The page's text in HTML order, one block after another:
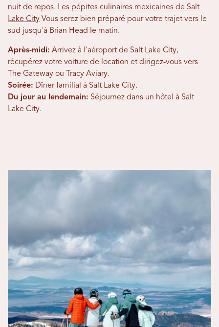
nuit de repos. Les pépites culinaires mexicaines de Salt
Lake City Vous serez bien préparé pour votre trajet vers le
sud jusqu'à Brian Head le matin.
Après-midi: Arrivez à l'aéroport de Salt Lake City,
récupérez votre voiture de location et dirigez-vous vers
The Gateway ou Tracy Aviary.
Soirée: Dîner familial à Salt Lake City.
Du jour au lendemain: Séjournez dans un hôtel à Salt
Lake City.